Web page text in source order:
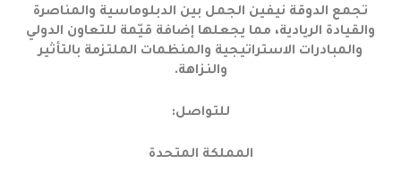
تجمع الدوقة نيفين الجمل بين الدبلوماسية والمناصرة
والقيادة الريادية، مما يجعلها إضافة قيّمة للتعاون الدولي
والمبادرات الاستراتيجية والمنظمات الملتزمة بالتأثير
والنزاهة.
للتواصل:
المملكة المتحدة